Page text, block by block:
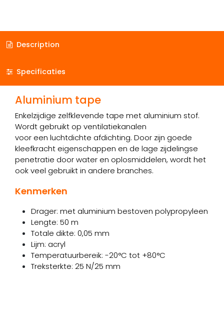
Description
Specificaties
Aluminium tape
Enkelzijdige zelfklevende tape met aluminium stof.
Wordt gebruikt op ventilatiekanalen
voor een luchtdichte afdichting. Door zijn goede
kleefkracht eigenschappen en de lage zijdelingse
penetratie door water en oplosmiddelen, wordt het
ook veel gebruikt in andere branches.
Kenmerken
Drager: met aluminium bestoven polypropyleen
Lengte: 50 m
Totale dikte: 0,05 mm
Lijm: acryl
Temperatuurbereik: -20°C tot +80°C
Treksterkte: 25 N/25 mm